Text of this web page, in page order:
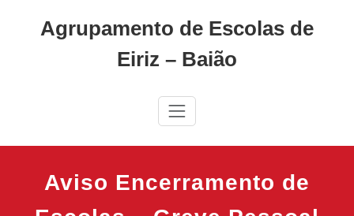
Agrupamento de Escolas de
Eiriz – Baião
Aviso Encerramento de